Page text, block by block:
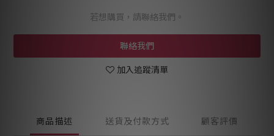
若想購買，請聯絡我們。
聯絡我們
加入追蹤清單
商品描述 送貨及付款方式 顧客評價